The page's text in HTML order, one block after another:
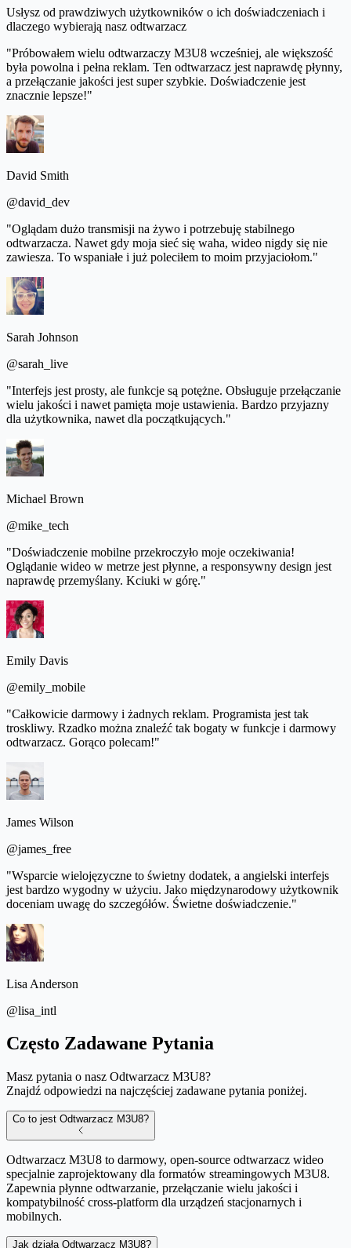
Usłysz od prawdziwych użytkowników o ich doświadczeniach i
dlaczego wybierają nasz odtwarzacz
"Próbowałem wielu odtwarzaczy M3U8 wcześniej, ale większość
była powolna i pełna reklam. Ten odtwarzacz jest naprawdę płynny,
a przełączanie jakości jest super szybkie. Doświadczenie jest
znacznie lepsze!"
David Smith
@david_dev
"Oglądam dużo transmisji na żywo i potrzebuję stabilnego
odtwarzacza. Nawet gdy moja sieć się waha, wideo nigdy się nie
zawiesza. To wspaniałe i już poleciłem to moim przyjaciołom."
Sarah Johnson
@sarah_live
"Interfejs jest prosty, ale funkcje są potężne. Obsługuje przełączanie
wielu jakości i nawet pamięta moje ustawienia. Bardzo przyjazny
dla użytkownika, nawet dla początkujących."
Michael Brown
@mike_tech
"Doświadczenie mobilne przekroczyło moje oczekiwania!
Oglądanie wideo w metrze jest płynne, a responsywny design jest
naprawdę przemyślany. Kciuki w górę."
Emily Davis
@emily_mobile
"Całkowicie darmowy i żadnych reklam. Programista jest tak
troskliwy. Rzadko można znaleźć tak bogaty w funkcje i darmowy
odtwarzacz. Gorąco polecam!"
James Wilson
@james_free
"Wsparcie wielojęzyczne to świetny dodatek, a angielski interfejs
jest bardzo wygodny w użyciu. Jako międzynarodowy użytkownik
doceniam uwagę do szczegółów. Świetne doświadczenie."
Lisa Anderson
@lisa_intl
Często Zadawane Pytania
Masz pytania o nasz Odtwarzacz M3U8?
Znajdź odpowiedzi na najczęściej zadawane pytania poniżej.
Co to jest Odtwarzacz M3U8?
Odtwarzacz M3U8 to darmowy, open-source odtwarzacz wideo
specjalnie zaprojektowany dla formatów streamingowych M3U8.
Zapewnia płynne odtwarzanie, przełączanie wielu jakości i
kompatybilność cross-platform dla urządzeń stacjonarnych i
mobilnych.
Jak działa Odtwarzacz M3U8?